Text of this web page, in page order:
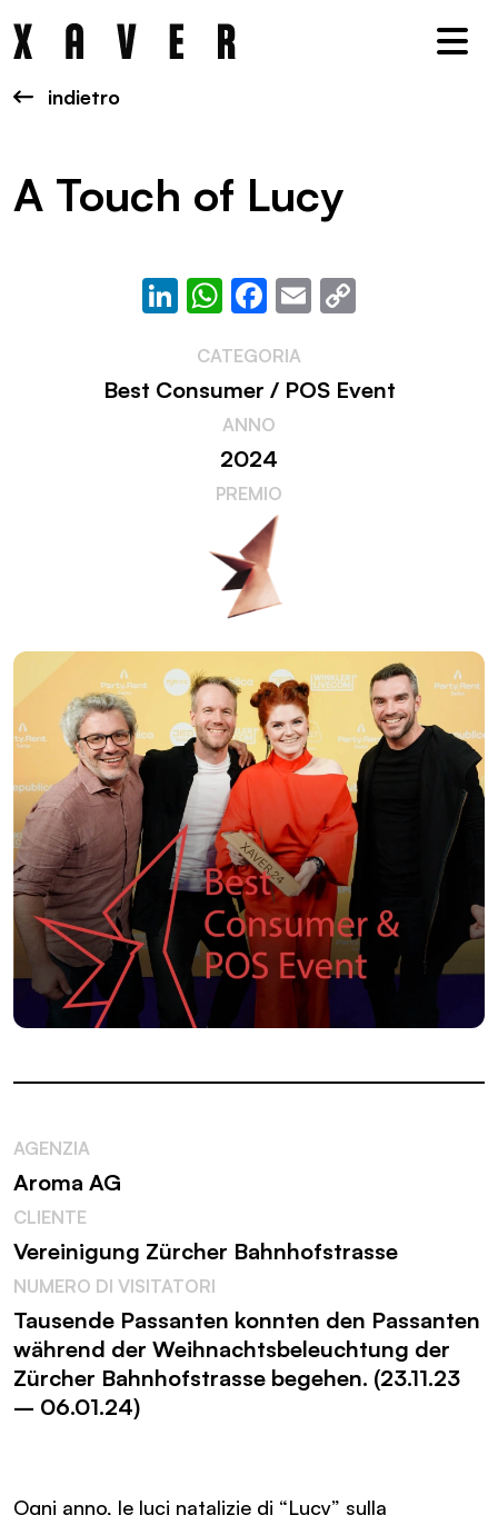
indietro
A Touch of Lucy
LinkedIn
WhatsApp
Facebook
Email
CATEGORIA
Best Consumer / POS Event
ANNO
2024
PREMIO
AGENZIA
Aroma AG
CLIENTE
Vereinigung Zürcher Bahnhofstrasse
NUMERO DI VISITATORI
Tausende Passanten konnten den Passanten
während der Weihnachtsbeleuchtung der
Zürcher Bahnhofstrasse begehen. (23.11.23
– 06.01.24)
Ogni anno, le luci natalizie di “Lucy” sulla